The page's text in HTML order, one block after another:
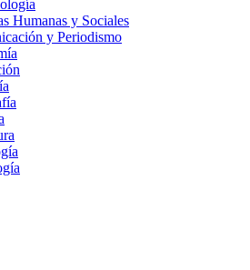
Humanas y Sociales
y Periodismo